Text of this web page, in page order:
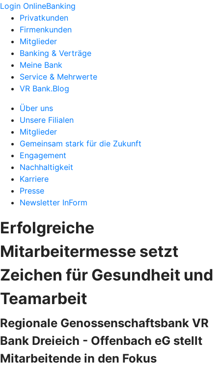
Login OnlineBanking
Privatkunden
Firmenkunden
Mitglieder
Banking & Verträge
Meine Bank
Service & Mehrwerte
VR Bank.Blog
Über uns
Unsere Filialen
Mitglieder
Gemeinsam stark für die Zukunft
Engagement
Nachhaltigkeit
Karriere
Presse
Newsletter InForm
Erfolgreiche
Mitarbeitermesse setzt
Zeichen für Gesundheit und
Teamarbeit
Regionale Genossenschaftsbank VR
Bank Dreieich - Offenbach eG stellt
Mitarbeitende in den Fokus